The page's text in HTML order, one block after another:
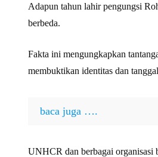
Adapun tahun lahir pengungsi
berbeda.
Fakta ini mengungkapkan
membuktikan identitas dan
baca juga ….
UNHCR dan berbagai organisasi